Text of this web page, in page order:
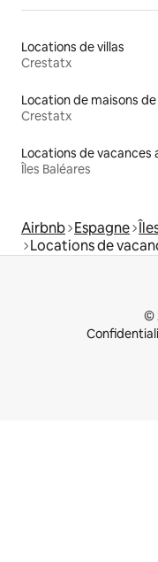
Locations de villas
Crestatx
Crestatx
Îles Baléares
Airbnb Espagne
Locations de
©